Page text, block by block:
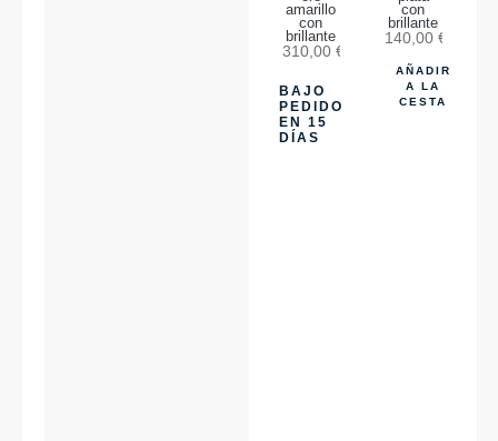
amarillo
con
brillante
310,00 €
BAJO
PEDIDO
EN 15
DÍAS
con
brillante
140,00 €
AÑADIR
A LA
CESTA